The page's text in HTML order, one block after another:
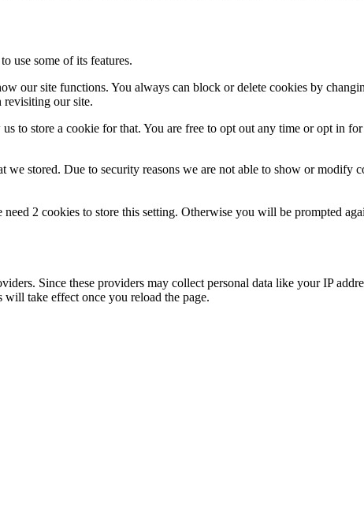
use some of its features.
our site functions. You always can block or delete cookies by
our site.
store a cookie for that. You are free to opt out any time or opt in
stored. Due to security reasons we are not able to show or modify
2 cookies to store this setting. Otherwise you will be prompted
Since these providers may collect personal data like your IP
will take effect once you reload the page.